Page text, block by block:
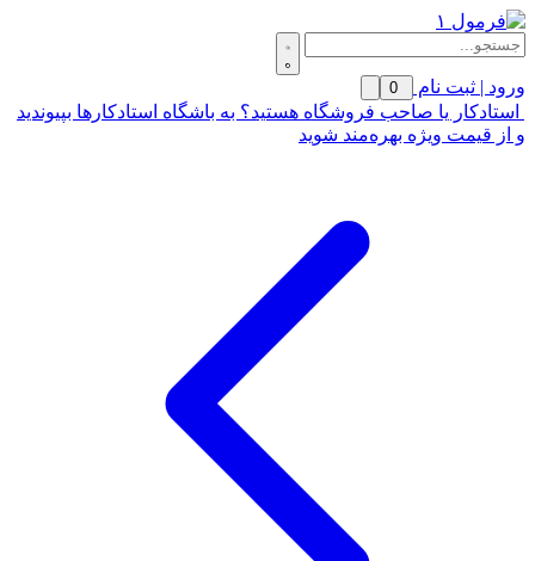
ورود | ثبت نام 0
استادکار یا صاحب فروشگاه هستید؟ به باشگاه استادکارها بپیوندید
و از قیمت ویژه بهره‌مند شوید